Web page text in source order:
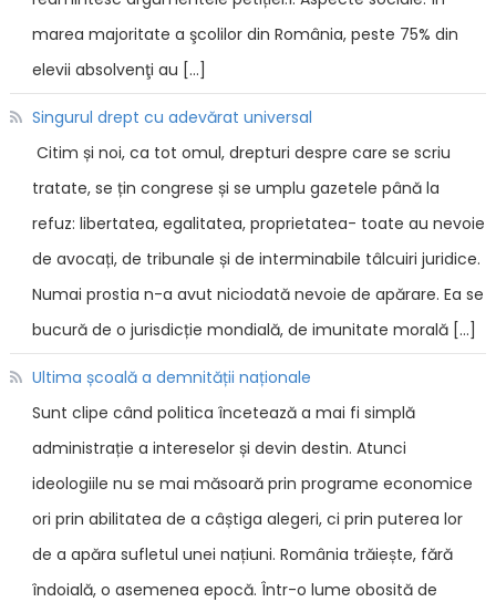
marea majoritate a şcolilor din România, peste 75% din
elevii absolvenţi au […]
Singurul drept cu adevărat universal
Citim și noi, ca tot omul, drepturi despre care se scriu
tratate, se țin congrese și se umplu gazetele până la
refuz: libertatea, egalitatea, proprietatea- toate au nevoie
de avocați, de tribunale și de interminabile tâlcuiri juridice.
Numai prostia n-a avut niciodată nevoie de apărare. Ea se
bucură de o jurisdicție mondială, de imunitate morală […]
Ultima școală a demnității naționale
Sunt clipe când politica încetează a mai fi simplă
administrație a intereselor și devin destin. Atunci
ideologiile nu se mai măsoară prin programe economice
ori prin abilitatea de a câștiga alegeri, ci prin puterea lor
de a apăra sufletul unei națiuni. România trăiește, fără
îndoială, o asemenea epocă. Într-o lume obosită de